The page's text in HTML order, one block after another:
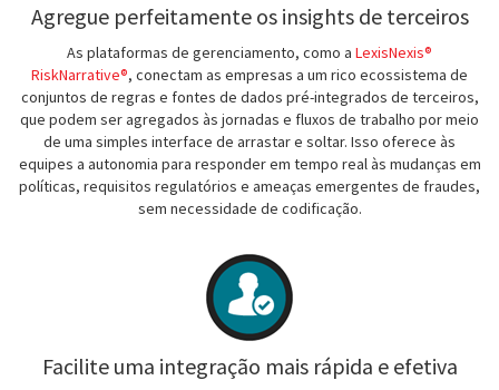
Agregue perfeitamente os insights de terceiros
As plataformas de gerenciamento, como a LexisNexis®
RiskNarrative®, conectam as empresas a um rico ecossistema de
conjuntos de regras e fontes de dados pré-integrados de terceiros,
que podem ser agregados às jornadas e fluxos de trabalho por meio
de uma simples interface de arrastar e soltar. Isso oferece às
equipes a autonomia para responder em tempo real às mudanças em
políticas, requisitos regulatórios e ameaças emergentes de fraudes,
sem necessidade de codificação.
Facilite uma integração mais rápida e efetiva